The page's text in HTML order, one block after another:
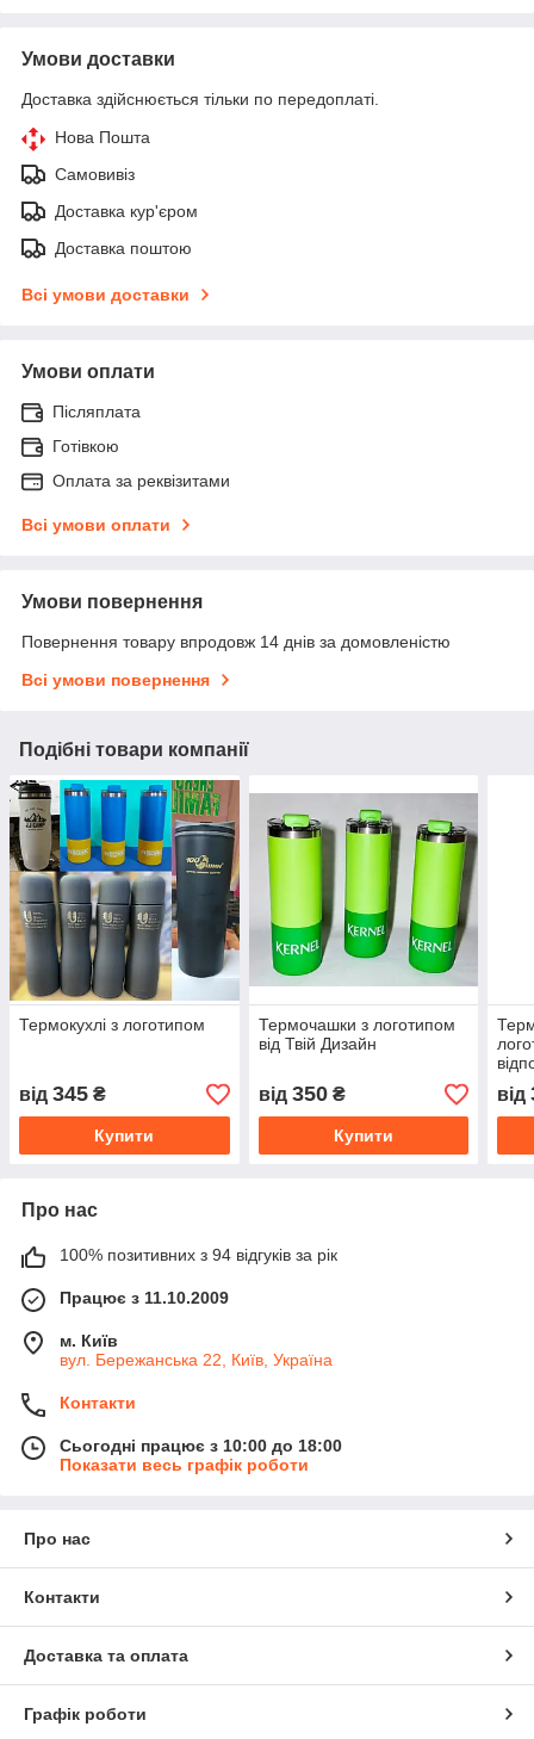
Умови доставки
Доставка здійснюється тільки по передоплаті.
Нова Пошта
Самовивіз
Доставка кур'єром
Доставка поштою
Всі умови доставки
Умови оплати
Післяплата
Готівкою
Оплата за реквізитами
Всі умови оплати
Умови повернення
Повернення товару впродовж 14 днів за домовленістю
Всі умови повернення
Подібні товари компанії
Термокухлі з логотипом
від 345 ₴
Купити
Термочашки з логотипом
від Твій Дизайн
від 350₴
Купити
від
Про нас
100% позитивних з 94 відгуків за рік
Працює з 11.10.2009
м. Київ
вул. Бережанська 22, Київ, Україна
Контакти
Сьогодні працює з 10:00 до 18:00
Показати весь графік роботи
Про нас
Контакти
Доставка та оплата
Графік роботи